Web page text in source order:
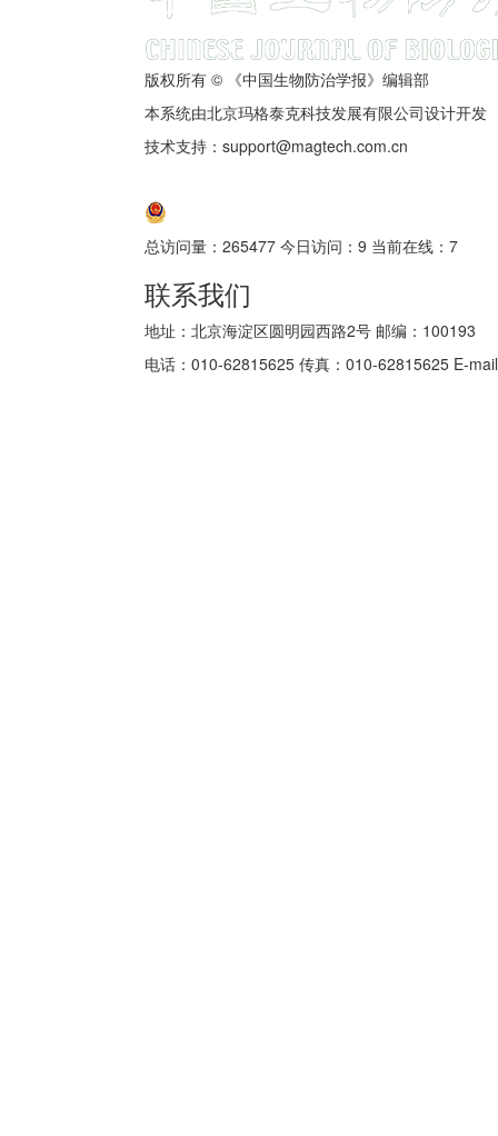
版权所有 © 《中国生物防治学报》编辑部
本系统由北京玛格泰克科技发展有限公司设计开发
技术支持：support@magtech.com.cn
总访问量： 265477 今日访问： 9 当前在线： 7
联系我们
地址：北京海淀区圆明园西路2号 邮编：100193
电话：010-62815625 传真：010-62815625 E-